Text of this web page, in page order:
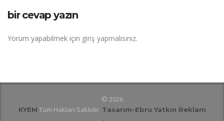
bir cevap yazın
Yorum yapabilmek için giriş yapmalısınız.
© 2026
KYEM Tüm Hakları Saklıdır. Tasarım-Ebru Yatkın Reklam